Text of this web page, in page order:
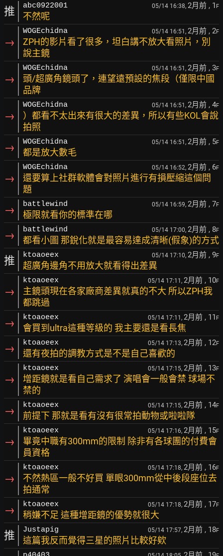
推 abc0922001 05/14 16:38, 2月前 , 1 F
不然呢
→
WOGEchidna 05/14 16:51, 2月前 , 2F
ZPH的影片看了很多，坦白講不放大看照片，別
說主鏡
→
WOGEchidna 05/14 16:51, 2月前 , 3F
頭/超廣角鏡頭了，連望遠預設的焦段（僅限中國
品牌
→
WOGEchidna 05/14 16:51, 2月前 , 4F
）都看不太出來有很大的差異，所以有些KOL會說
拍照
→ WOGEchidna 05/14 16:51, 2月前 , 5F
都是放大數毛
→
WOGEchidna 05/14 16:52, 2月前 , 6F
還要算上社群軟體會對照片進行有損壓縮這個問
題
→ battlewind 05/14 16:59, 2月前 , 7F
極限就看你的標準在哪
→ battlewind 05/14 17:00, 2月前 , 8F
都看小圖 那銳化就是最容易達成清晰(假象)的方式
推 ktoaoeex 05/14 17:10, 2月前 , 9F
超廣角邊角不用放大就看得出差異
→
ktoaoeex 05/14 17:11, 2月前 , 10F
主鏡頭現在各家廠商差異就真的不大 所以ZPH我
都跳過
→ ktoaoeex 05/14 17:11, 2月前 , 11 F
會買到ultra這種等級的 我主要還是看長焦
→ ktoaoeex 05/14 17:13, 2月前 , 12F
還有夜拍的調教方式是不是自己喜歡的
→
ktoaoeex 05/14 17:15, 2月前 , 13F
增距鏡就是看自己需求了 演唱會一般會禁 球場不
禁的
→ ktoaoeex 05/14 17:15, 2月前 , 14F
前提下 那就是看有沒有很常拍動物或啦啦隊
→
ktoaoeex 05/14 17:16, 2月前 , 15F
畢竟中職有300mm的限制 除非有各球團的付費會
員資格
→
ktoaoeex 05/14 17:18, 2月前 , 16F
不然熱區一般不好買 單眼300mm從中後段座位去
拍通常
→ ktoaoeex 05/14 17:18, 2月前 , 17F
稍嫌不足 這種增距鏡的優勢就很大
推 Justapig 05/14 17:57, 2月前 , 18F
這篇我反而覺得三星的照片比較好欸